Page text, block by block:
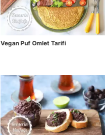
Vegan Puf Omlet Tarifi